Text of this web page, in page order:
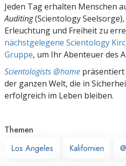
Jeden Tag erhalten Menschen
Auditing(Scientology
Erleuchtung und Freiheit zu
nächstgelegene Scientology
Gruppe, um Ihr Abenteuer des
Scientologists @home präsentiert
der ganzen Welt, die in
erfolgreich im Leben bleiben.
Themen
Los Angeles
Kalifornien